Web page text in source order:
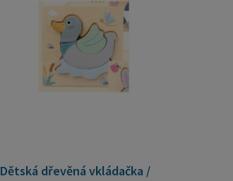
Dětská dřevěná vkládačka /